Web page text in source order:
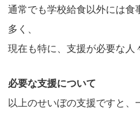
通常でも学校給食以外には
多く、
現在も特に、支援が必要な人
必要な支援について
以上のせいぼの支援ですと、